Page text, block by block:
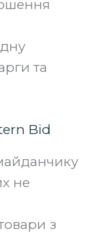
та
Bid
не
з